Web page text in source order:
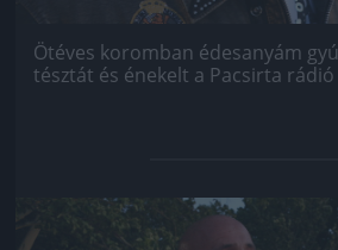
Ötéves koromban édesanyám
tésztát és énekelt a Pacsirta
Jön még